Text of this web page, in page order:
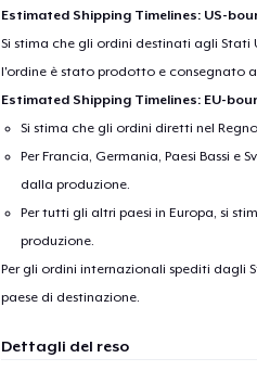
Estimated Shipping Timelines: US-
Si stima che gli ordini destinati agli
l'ordine è stato prodotto e consegnato
Estimated Shipping Timelines: EU-
Si stima che gli ordini diretti nel
Per Francia, Germania, Paesi Bassi e
dalla produzione.
Per tutti gli altri paesi in Europa, si
produzione.
Per gli ordini internazionali spediti dagli
paese di destinazione.
Dettagli del reso